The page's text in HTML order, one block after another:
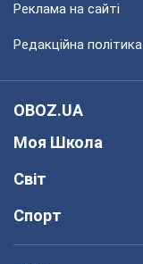
Реклама на сайті
Редакційна політика
OBOZ.UA
Моя Школа
Світ
Спорт